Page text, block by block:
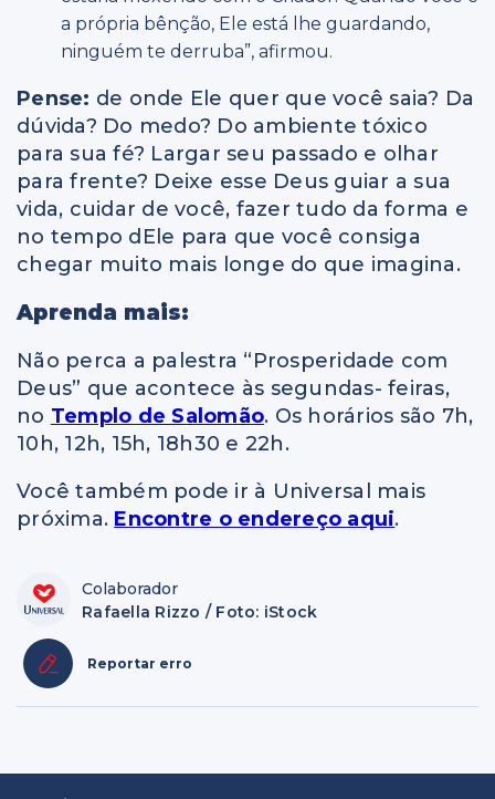
a própria bênção, Ele está lhe guardando,
ninguém te derruba”, afirmou.
Pense: de onde Ele quer que você saia? Da
dúvida? Do medo? Do ambiente tóxico
para sua fé? Largar seu passado e olhar
para frente? Deixe esse Deus guiar a sua
vida, cuidar de você, fazer tudo da forma e
no tempo dEle para que você consiga
chegar muito mais longe do que imagina.
Aprenda mais:
Não perca a palestra “Prosperidade com
Deus” que acontece às segundas- feiras,
no Templo de Salomão. Os horários são 7h,
10h, 12h, 15h, 18h30 e 22h.
Você também pode ir à Universal mais
próxima. Encontre o endereço aqui.
Colaborador
Rafaella Rizzo / Foto: iStock
Reportar erro